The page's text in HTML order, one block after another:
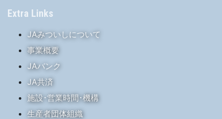
Extra Links
JAみついしについて
事業概要
JAバンク
JA共済
施設･営業時間･機構
生産者団体組織